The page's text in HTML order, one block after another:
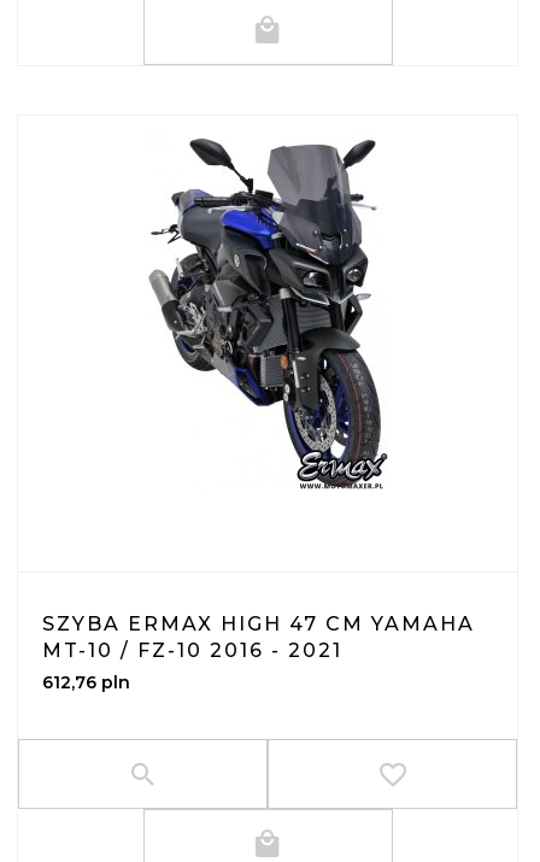
SZYBA ERMAX HIGH 47 CM YAMAHA
MT-10 / FZ-10 2016 - 2021
612,76 pln